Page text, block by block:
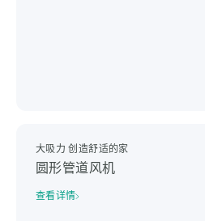
大吸力 创造舒适的家
圆形管道风机
查看详情